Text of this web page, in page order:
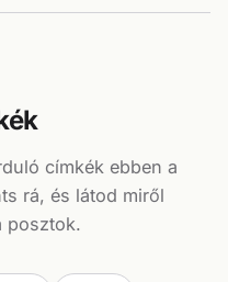
címkék ebben a
rá, és látod miről
posztok.